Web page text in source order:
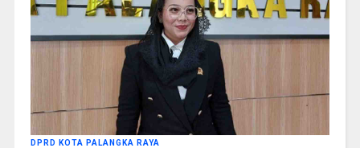
DPRD KOTA PALANGKA RAYA